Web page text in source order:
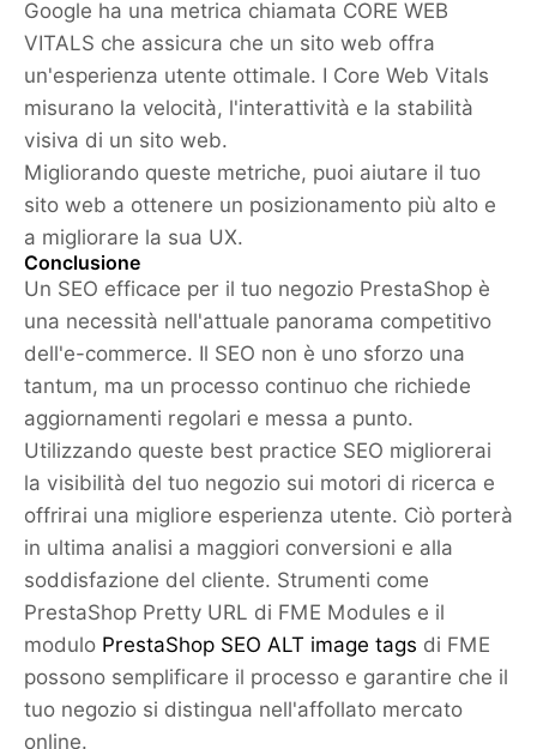
Google ha una metrica chiamata CORE WEB
VITALS che assicura che un sito web offra
un'esperienza utente ottimale. I Core Web Vitals
misurano la velocità, l'interattività e la stabilità
visiva di un sito web.
Migliorando queste metriche, puoi aiutare il tuo
sito web a ottenere un posizionamento più alto e
a migliorare la sua UX.
Conclusione
Un SEO efficace per il tuo negozio PrestaShop è
una necessità nell'attuale panorama competitivo
dell'e-commerce. Il SEO non è uno sforzo una
tantum, ma un processo continuo che richiede
aggiornamenti regolari e messa a punto.
Utilizzando queste best practice SEO migliorerai
la visibilità del tuo negozio sui motori di ricerca e
offrirai una migliore esperienza utente. Ciò porterà
in ultima analisi a maggiori conversioni e alla
soddisfazione del cliente. Strumenti come
PrestaShop Pretty URL di FME Modules e il
modulo PrestaShop SEO ALT image tags di FME
possono semplificare il processo e garantire che il
tuo negozio si distingua nell'affollato mercato
online.